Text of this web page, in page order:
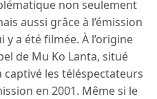
non seulement
aussi grâce à l’émission
a été filmée. À l’origine
de Mu Ko Lanta, situé
captivé les téléspectateurs
en 2001. Même si le